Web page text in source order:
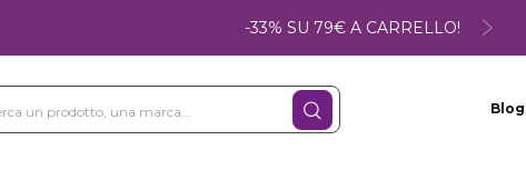
-33% SU 79€ A CARRELLO!
Blog